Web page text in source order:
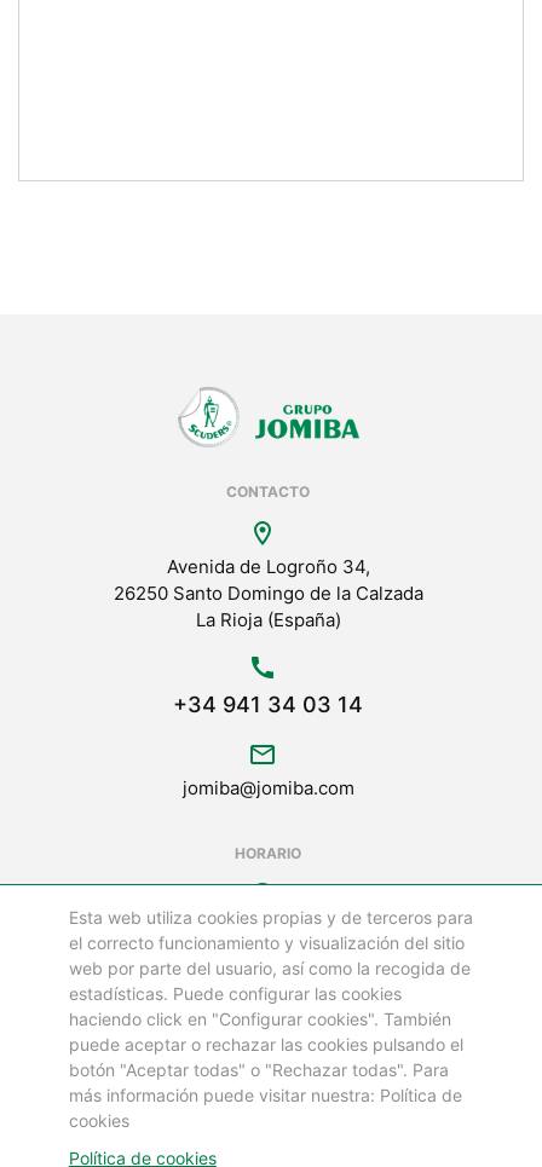
CONTACTO
location_on
Avenida de Logroño 34,
26250 Santo Domingo de la Calzada
La Rioja (España)
call
+34 941 34 03 14
mail_outline
jomiba@jomiba.com
HORARIO
schedule
LUNES A VIERNES DE
08:00 a 18:00 h
LOS SÁBADOS Y FESTIVOS ESTAMOS CERRADOS
©
Todos los Derechos Reservados 2025
Esta web utiliza cookies propias y de terceros para
el correcto funcionamiento y visualización del sitio
web por parte del usuario, así como la recogida de
estadísticas. Puede configurar las cookies
haciendo click en "Configurar cookies". También
puede aceptar o rechazar las cookies pulsando el
botón "Aceptar todas" o "Rechazar todas". Para
más información puede visitar nuestra: Política de
cookies
Política de cookies